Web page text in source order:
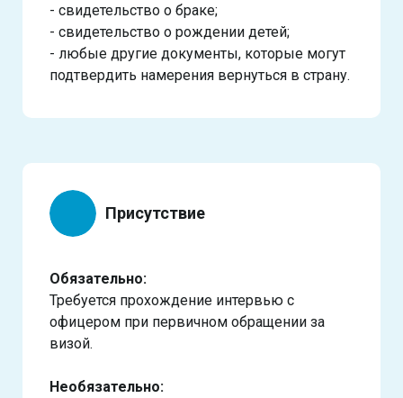
- свидетельство о браке;
- свидетельство о рождении детей;
- любые другие документы, которые могут
подтвердить намерения вернуться в страну.
Присутствие
Обязательно:
Требуется прохождение интервью с
офицером при первичном обращении за
визой.
Необязательно: